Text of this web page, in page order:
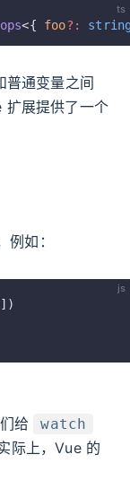
ts
<{ foo?:
通变量之间
扩展提供了一个
如：
js
])
给 watch
际上，Vue 的